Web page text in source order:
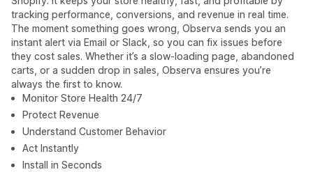
tracking performance, conversions, and revenue in real time.
The moment something goes wrong, Observa sends you an
instant alert via Email or Slack, so you can fix issues before
they cost sales. Whether it’s a slow-loading page, abandoned
carts, or a sudden drop in sales, Observa ensures you’re
always the first to know.
Monitor Store Health 24/7
Protect Revenue
Understand Customer Behavior
Act Instantly
Install in Seconds